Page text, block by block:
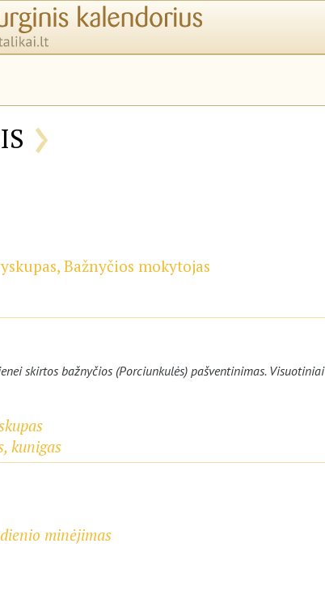
›
Bažnyčios mokytojas
skirtos bažnyčios (Porciunkulės) pašventinimas. Visuotiniai
kunigas
minėjimas